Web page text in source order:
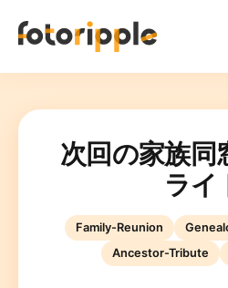
次回の家族同
ライ
Family-Reunion
Ancestor-Tribute